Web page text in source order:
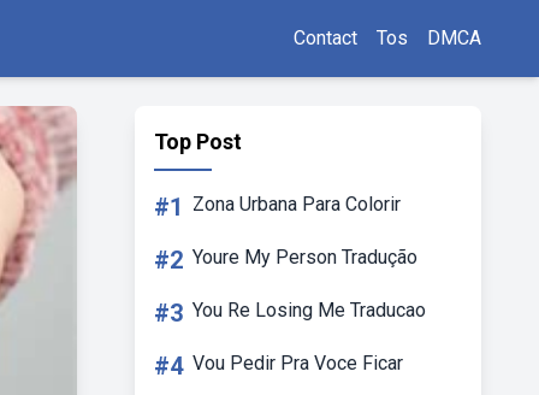
Contact Tos DMCA
Top Post
#1 Zona Urbana Para Colorir
#2 Youre My Person Tradução
#3 You Re Losing Me Traducao
#4 Vou Pedir Pra Voce Ficar